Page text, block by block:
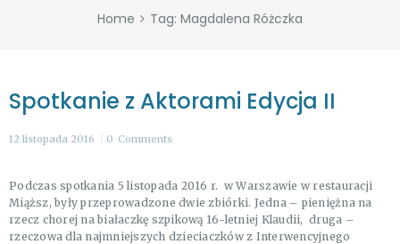
Home Tag: Magdalena Różczka
PARTNERZY
Spotkanie z Aktorami Edycja II
12 listopada 2016 0 Comments
Podczas spotkania 5 listopada 2016 r. w Warszawie w restauracji
Miąższ, były przeprowadzone dwie zbiórki. Jedna – pieniężna na
rzecz chorej na białaczkę szpikową 16-letniej Klaudii, druga –
rzeczowa dla najmniejszych dzieciaczków z Interwencyjnego